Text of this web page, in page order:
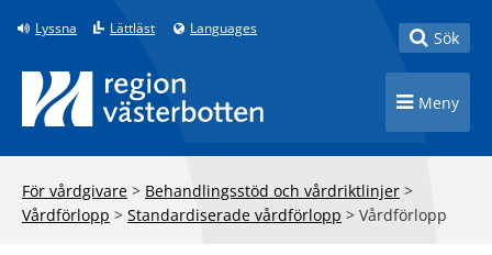
Till innehåll på sidan
Lyssna Lättläst Languages Toggle
Sök
Toggle
Meny
För vårdgivare > Behandlingsstöd och vårdriktlinjer >
Vårdförlopp > Standardiserade vårdförlopp > Vårdförlopp